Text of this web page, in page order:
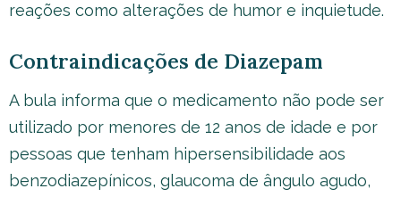
reações como alterações de humor e inquietude.
Contraindicações de Diazepam
A bula informa que o medicamento não pode ser
utilizado por menores de 12 anos de idade e por
pessoas que tenham hipersensibilidade aos
benzodiazepínicos, glaucoma de ângulo agudo,